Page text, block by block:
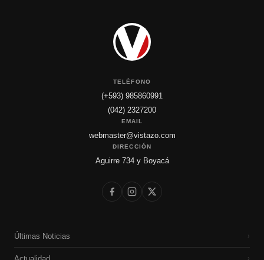
TELÉFONO
(+593) 985860991
(042) 2327200
EMAIL
webmaster@vistazo.com
DIRECCIÓN
Aguirre 734 y Boyacá
Últimas Noticias ›
›